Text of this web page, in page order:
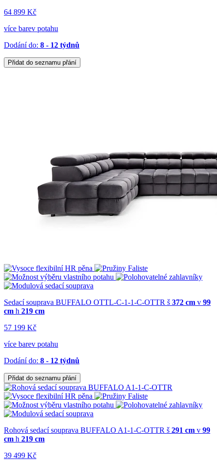
64 899 Kč
více barev potahu
Dodání do: 8 - 12 týdnů
Přidat do seznamu přání
Sedací souprava BUFFALO OTTL-C-1-1-C-OTTR š 372 cm v 99
cm h 219 cm
57 199 Kč
více barev potahu
Dodání do: 8 - 12 týdnů
Přidat do seznamu přání
Rohová sedací souprava BUFFALO A1-1-C-OTTR š 291 cm v 99
cm h 219 cm
39 499 Kč